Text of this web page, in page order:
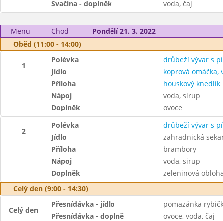
Svačina - doplněk
voda, čaj
Menu Chod
Pondělí 21. 3. 2022
Oběd (11:00 - 14:00)
1
Polévka
drůbeží vývar s
Jídlo
koprová omáčka,
Příloha
houskový knedlík
Nápoj
voda, sirup
Doplněk
ovoce
2
Polévka
drůbeží vývar s
Jídlo
zahradnická
Příloha
brambory
Nápoj
voda, sirup
Doplněk
zeleninová
Celý den (9:00 - 14:30)
Celý den
Přesnídávka - jídlo
pomazánka
Přesnídávka - doplně
ovoce, voda, čaj